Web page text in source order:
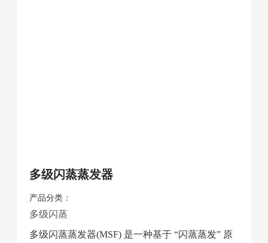
多级闪蒸蒸发器
产品分类：
多级闪蒸
多级闪蒸蒸发器(MSF) 是一种基于 “闪蒸蒸发” 原